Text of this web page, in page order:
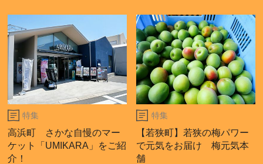
特集
高浜町 さかな自慢のマー
ケット「UMIKARA」をご紹
介！
特集
【若狭町】若狭の梅パワー
で元気をお届け 梅元気本
舗